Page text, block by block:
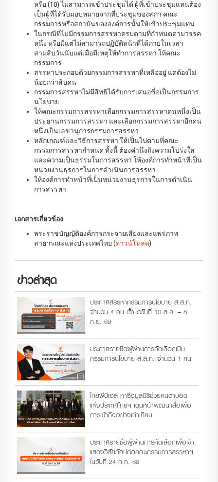
หรือ (10) ไม่สามารถเข้าประชุมได้ ผู้ที่เข้าประชุมแทนต้อง
เป็นผู้ที่ได้รับมอบหมายจากที่ประชุมของสภา คณะ
กรรมการหรือสถาบันขององค์การนั้นให้เข้าประชุมแทน
ในกรณีที่ไม่มีกรรมการสรรหาครบตามที่กำหนดตามวรรค
หนึ่ง หรือมีแต่ไม่สามารถปฏิบัติหน้าที่ได้ภายในเวลา
สามสิบวันนับแต่เมื่อมีเหตุให้ทำการสรรหา ให้คณะ
กรรมการ
สรรหาประกอบด้วยกรรมการสรรหาที่เหลืออยู่ แต่ต้องไม่
น้อยกว่าสิบคน
กรรมการสรรหาไม่มีสิทธิได้รับการเสนอชื่อเป็นกรรมการ
นโยบาย
ให้คณะกรรมการสรรหาเลือกกรรมการสรรหาคนหนึ่งเป็น
ประธานกรรมการสรรหา และเลือกกรรมการสรรหาอีกคน
หนึ่งเป็นเลขานุการกรรมการสรรหา
หลักเกณฑ์และวิธีการสรรหา ให้เป็นไปตามที่คณะ
กรรมการสรรหากำหนด ทั้งนี้ ต้องคำนึงถึงความโปร่งใส
และความเป็นธรรมในการสรรหา ให้องค์การทำหน้าที่เป็น
หน่วยงานธุรการในการดำเนินการสรรหา
ให้องค์การทำหน้าที่เป็นหน่วยงานธุรการในการดำเนิน
การสรรหา
เอกสารเกี่ยวข้อง
พระราชบัญญัติองค์การกระจายเสียงและแพร่ภาพ
สาธารณะแห่งประเทศไทย (ดาวน์โหลด)
ข่าวล่าสุด
ประกาศสรรหากรรมการนโยบาย ส.ส.ท.
จำนวน 4 คน ตั้งแต่วันที่ 10 ส.ค. – 8
ก.ย. 69
ประกาศรายชื่อผู้ผ่านการคัดเลือกเป็น
กรรมการนโยบาย ส.ส.ท. จำนวน 1 คน
ไทยพีบีเอส หารือมูลนิธิช่วยคนตาบอด
แห่งประเทศไทยฯ เดินหน้าพัฒนาสื่อเพื่อ
การเข้าถึงอย่างเท่าเทียม
ประกาศรายชื่อผู้ผ่านการคัดเลือกเพื่อเข้า
แสดงวิสัยทัศน์ต่อคณะกรรมการสรรหาฯ
ในวันที่ 24 ก.ค. 69